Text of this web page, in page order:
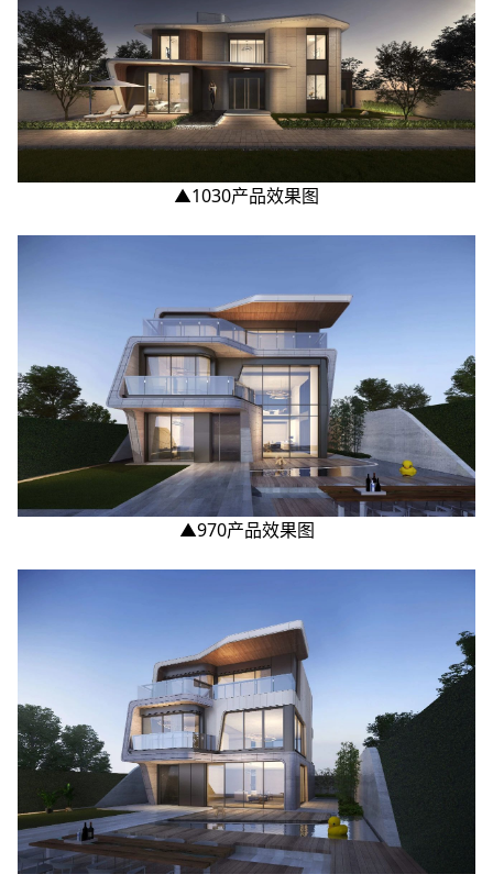
▲1030产品效果图
▲970产品效果图